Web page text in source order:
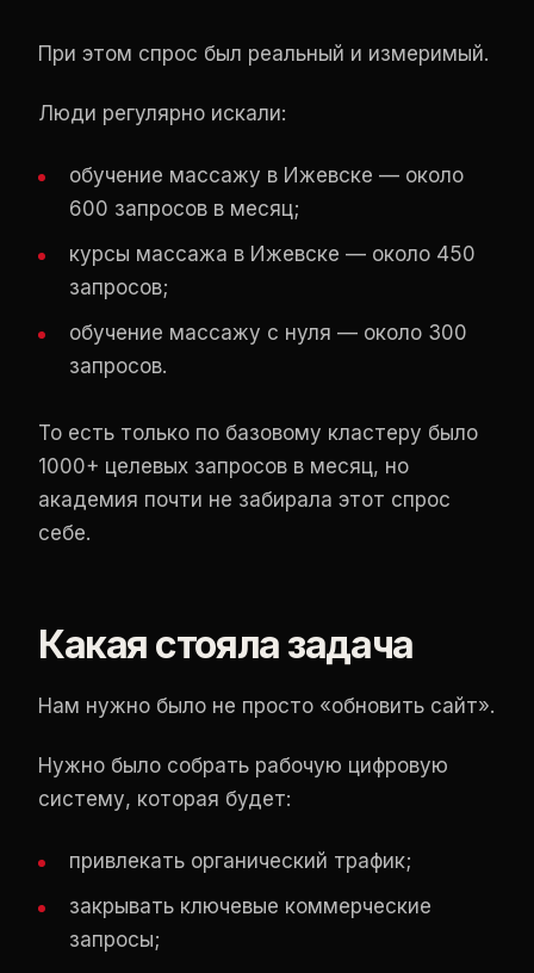
При этом спрос был реальный и измеримый.
Люди регулярно искали:
обучение массажу в Ижевске — около
600 запросов в месяц;
курсы массажа в Ижевске — около 450
запросов;
обучение массажу с нуля — около 300
запросов.
То есть только по базовому кластеру было
1000+ целевых запросов в месяц, но
академия почти не забирала этот спрос
себе.
Какая стояла задача
Нам нужно было не просто «обновить сайт».
Нужно было собрать рабочую цифровую
систему, которая будет:
привлекать органический трафик;
закрывать ключевые коммерческие
запросы;